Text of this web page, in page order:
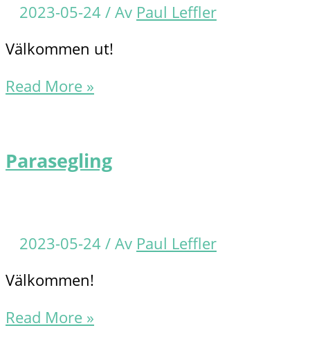
2023-05-24 / Av Paul Leffler
Välkommen ut!
Kvällssegling/Crusing
Read More »
Parasegling
2023-05-24 / Av Paul Leffler
Välkommen!
Parasegling
Read More »